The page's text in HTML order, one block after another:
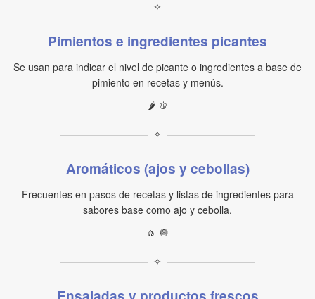
✧
Pimientos e ingredientes picantes
Se usan para indicar el nivel de picante o ingredientes a base de
pimiento en recetas y menús.
🌶 🫑
✧
Aromáticos (ajos y cebollas)
Frecuentes en pasos de recetas y listas de ingredientes para
sabores base como ajo y cebolla.
🧄 🧅
✧